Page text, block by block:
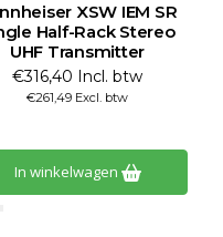
XSW IEM SR
Half-Rack Stereo
UHF Transmitter
€316,40 Incl. btw
€261,49 Excl. btw
In winkelwagen